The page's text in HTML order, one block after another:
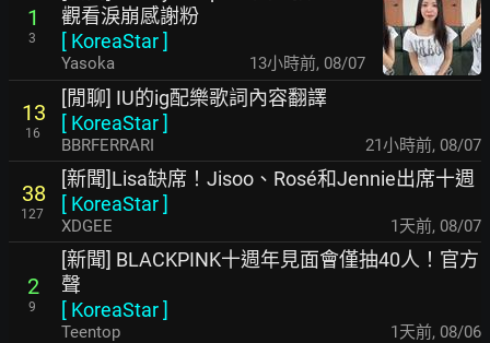
1
3
觀看淚崩感謝粉
[ KoreaStar]
Yasoka 13小時前, 08/07
13
16
[閒聊] IU的ig配樂歌詞內容翻譯
[ KoreaStar]
BBRFERRARI 21小時前, 08/07
38
127
[新聞]Lisa缺席！Jisoo、Rosé和Jennie出席十週
[ KoreaStar]
XDGEE 1天前, 08/07
2
9
[新聞] BLACKPINK十週年見面會僅抽40人！官方
聲
[ KoreaStar]
Teentop 1天前, 08/06